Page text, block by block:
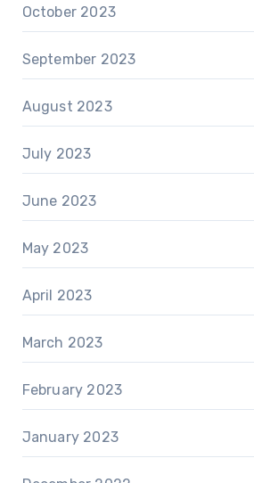
October 2023
September 2023
August 2023
July 2023
June 2023
May 2023
April 2023
March 2023
February 2023
January 2023